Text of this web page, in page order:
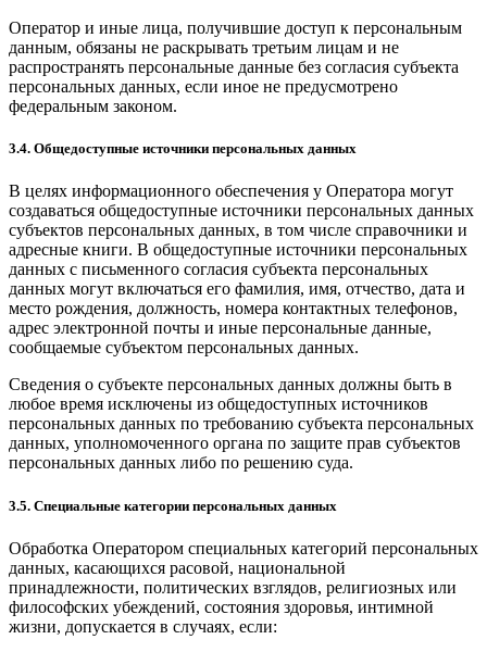
Оператор и иные лица, получившие доступ к персональным
данным, обязаны не раскрывать третьим лицам и не
распространять персональные данные без согласия субъекта
персональных данных, если иное не предусмотрено
федеральным законом.
3.4. Общедоступные источники персональных данных
В целях информационного обеспечения у Оператора могут
создаваться общедоступные источники персональных данных
субъектов персональных данных, в том числе справочники и
адресные книги. В общедоступные источники персональных
данных с письменного согласия субъекта персональных
данных могут включаться его фамилия, имя, отчество, дата и
место рождения, должность, номера контактных телефонов,
адрес электронной почты и иные персональные данные,
сообщаемые субъектом персональных данных.
Сведения о субъекте персональных данных должны быть в
любое время исключены из общедоступных источников
персональных данных по требованию субъекта персональных
данных, уполномоченного органа по защите прав субъектов
персональных данных либо по решению суда.
3.5. Специальные категории персональных данных
Обработка Оператором специальных категорий персональных
данных, касающихся расовой, национальной
принадлежности, политических взглядов, религиозных или
философских убеждений, состояния здоровья, интимной
жизни, допускается в случаях, если: